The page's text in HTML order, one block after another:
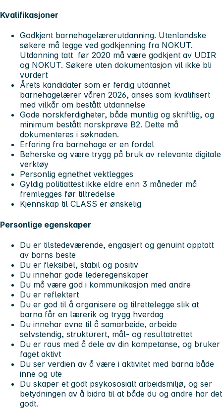
Kvalifikasjoner
Godkjent barnehagelærerutdanning. Utenlandske
søkere må legge ved godkjenning fra NOKUT.
Utdanning tatt før 2020 må være godkjent av UDIR
og NOKUT. Søkere uten dokumentasjon vil ikke bli
vurdert
Årets kandidater som er ferdig utdannet
barnehagelærer våren 2026, anses som kvalifisert
med vilkår om bestått utdannelse
Gode norskferdigheter, både muntlig og skriftlig, og
minimum bestått norskprøve B2. Dette må
dokumenteres i søknaden.
Erfaring fra barnehage er en fordel
Beherske og være trygg på bruk av relevante digitale
verktøy
Personlig egnethet vektlegges
Gyldig politiattest ikke eldre enn 3 måneder må
fremlegges før tiltredelse
Kjennskap til CLASS er ønskelig
Personlige egenskaper
Du er tilstedeværende, engasjert og genuint opptatt
av barns beste
Du er fleksibel, stabil og positiv
Du innehar gode lederegenskaper
Du må være god i kommunikasjon med andre
Du er reflektert
Du er god til å organisere og tilrettelegge slik at
barna får en lærerik og trygg hverdag
Du innehar evne til å samarbeide, arbeide
selvstendig, strukturert, mål- og resultatrettet
Du er raus med å dele av din kompetanse, og bruker
faget aktivt
Du ser verdien av å være i aktivitet med barna både
inne og ute
Du skaper et godt psykososialt arbeidsmiljø, og ser
betydningen av å bidra til at både du og andre har det
godt.